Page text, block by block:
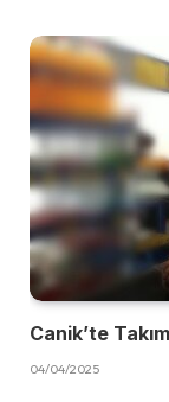
Canik’te
04/04/2025